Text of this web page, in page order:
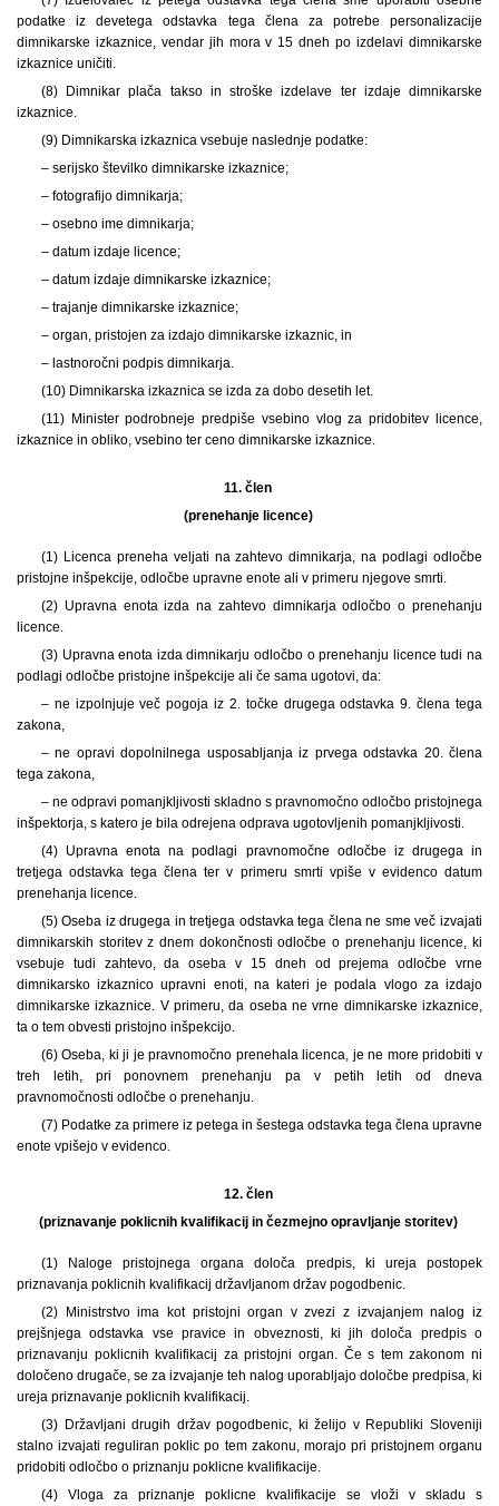
podatke iz devetega odstavka tega člena za potrebe personalizacije
dimnikarske izkaznice, vendar jih mora v 15 dneh po izdelavi dimnikarske
izkaznice uničiti.
(8) Dimnikar plača takso in stroške izdelave ter izdaje dimnikarske
izkaznice.
(9) Dimnikarska izkaznica vsebuje naslednje podatke:
– serijsko številko dimnikarske izkaznice;
– fotografijo dimnikarja;
– osebno ime dimnikarja;
– datum izdaje licence;
– datum izdaje dimnikarske izkaznice;
– trajanje dimnikarske izkaznice;
– organ, pristojen za izdajo dimnikarske izkaznic, in
– lastnoročni podpis dimnikarja.
(10) Dimnikarska izkaznica se izda za dobo desetih let.
(11) Minister podrobneje predpiše vsebino vlog za pridobitev licence,
izkaznice in obliko, vsebino ter ceno dimnikarske izkaznice.
11. člen
(prenehanje licence)
(1) Licenca preneha veljati na zahtevo dimnikarja, na podlagi odločbe
pristojne inšpekcije, odločbe upravne enote ali v primeru njegove smrti.
(2) Upravna enota izda na zahtevo dimnikarja odločbo o prenehanju
licence.
(3) Upravna enota izda dimnikarju odločbo o prenehanju licence tudi na
podlagi odločbe pristojne inšpekcije ali če sama ugotovi, da:
– ne izpolnjuje več pogoja iz 2. točke drugega odstavka 9. člena tega
zakona,
– ne opravi dopolnilnega usposabljanja iz prvega odstavka 20. člena
tega zakona,
– ne odpravi pomanjkljivosti skladno s pravnomočno odločbo pristojnega
inšpektorja, s katero je bila odrejena odprava ugotovljenih pomanjkljivosti.
(4) Upravna enota na podlagi pravnomočne odločbe iz drugega in
tretjega odstavka tega člena ter v primeru smrti vpiše v evidenco datum
prenehanja licence.
(5) Oseba iz drugega in tretjega odstavka tega člena ne sme več izvajati
dimnikarskih storitev z dnem dokončnosti odločbe o prenehanju licence, ki
vsebuje tudi zahtevo, da oseba v 15 dneh od prejema odločbe vrne
dimnikarsko izkaznico upravni enoti, na kateri je podala vlogo za izdajo
dimnikarske izkaznice. V primeru, da oseba ne vrne dimnikarske izkaznice,
ta o tem obvesti pristojno inšpekcijo.
(6) Oseba, ki ji je pravnomočno prenehala licenca, je ne more pridobiti v
treh letih, pri ponovnem prenehanju pa v petih letih od dneva
pravnomočnosti odločbe o prenehanju.
(7) Podatke za primere iz petega in šestega odstavka tega člena upravne
enote vpišejo v evidenco.
12. člen
(priznavanje poklicnih kvalifikacij in čezmejno opravljanje storitev)
(1) Naloge pristojnega organa določa predpis, ki ureja postopek
priznavanja poklicnih kvalifikacij državljanom držav pogodbenic.
(2) Ministrstvo ima kot pristojni organ v zvezi z izvajanjem nalog iz
prejšnjega odstavka vse pravice in obveznosti, ki jih določa predpis o
priznavanju poklicnih kvalifikacij za pristojni organ. Če s tem zakonom ni
določeno drugače, se za izvajanje teh nalog uporabljajo določbe predpisa, ki
ureja priznavanje poklicnih kvalifikacij.
(3) Državljani drugih držav pogodbenic, ki želijo v Republiki Sloveniji
stalno izvajati reguliran poklic po tem zakonu, morajo pri pristojnem organu
pridobiti odločbo o priznanju poklicne kvalifikacije.
(4) Vloga za priznanje poklicne kvalifikacije se vloži v skladu s